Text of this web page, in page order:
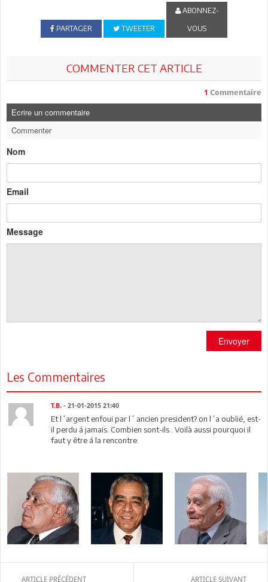
PARTAGER TWEETER
ABONNEZ-
VOUS
COMMENTER CET ARTICLE
1 Commentaire
Ecrire un commentaire
Commenter
Nom
Email
Message
Envoyer
Les Commentaires
T.B. - 21-01-2015 21:40
Et l´argent enfoui par l´ ancien president? on l´a oublié, est-
il perdu á jamais. Combien sont-ils . Voilà aussi pourquoi il
faut y être á la rencontre.
ARTICLE PRÉCÉDENT ARTICLE SUIVANT